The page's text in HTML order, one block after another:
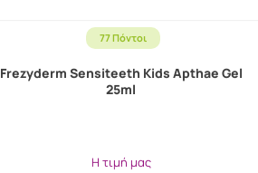
77 Πόντοι
Frezyderm Sensiteeth Kids Apthae Gel
25ml
Η τιμή μας